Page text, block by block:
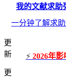
我的文献求助
一分钟了解求助
更
新
⚡ 2026年
更